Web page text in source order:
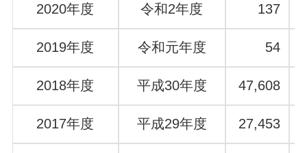
2020年度 令和2年度 137
2019年度 令和元年度 54
2018年度 平成30年度 47,608
2017年度 平成29年度 27,453